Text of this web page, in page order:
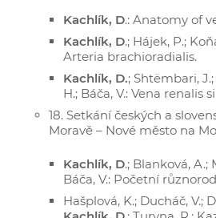
Kachlík, D.: Anatomy of
Kachlík, D.; Hájek, P.;
Arteria brachioradialis.
Kachlík, D.; Shtëmbari,
H.; Báča, V.: Vena renalis
18. Setkání českých a
Moravě – Nové město na
Kachlík, D.; Blanková, A.;
Báča, V.: Početní
Hašplová, K.; Ducháč, V.;